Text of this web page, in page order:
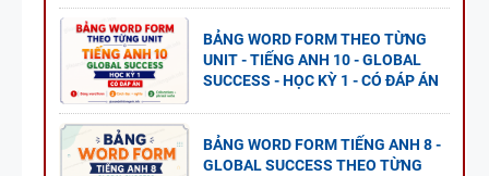
BẢNG WORD FORM THEO TỪNG
UNIT - TIẾNG ANH 10 - GLOBAL
SUCCESS - HỌC KỲ 1 - CÓ ĐÁP ÁN
BẢNG WORD FORM TIẾNG ANH 8 -
GLOBAL SUCCESS THEO TỪNG